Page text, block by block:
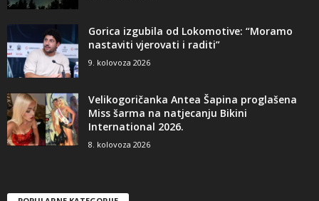
Gorica izgubila od Lokomotive: “Moramo
nastaviti vjerovati i raditi”
9. kolovoza 2026
Velikogoričanka Antea Šapina proglašena
Miss šarma na natjecanju Bikini
International 2026.
8. kolovoza 2026